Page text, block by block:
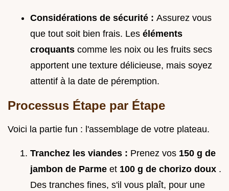
Considérations de sécurité : Assurez vous
que tout soit bien frais. Les éléments
croquants comme les noix ou les fruits secs
apportent une texture délicieuse, mais soyez
attentif à la date de péremption.
Processus Étape par Étape
Voici la partie fun : l'assemblage de votre plateau.
Tranchez les viandes : Prenez vos 150 g de
jambon de Parme et 100 g de chorizo doux .
Des tranches fines, s'il vous plaît, pour une